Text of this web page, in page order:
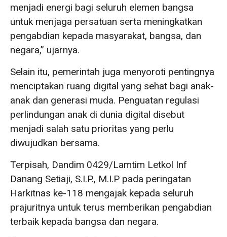
menjadi energi bagi seluruh elemen bangsa
untuk menjaga persatuan serta meningkatkan
pengabdian kepada masyarakat, bangsa, dan
negara,” ujarnya.
Selain itu, pemerintah juga menyoroti pentingnya
menciptakan ruang digital yang sehat bagi anak-
anak dan generasi muda. Penguatan regulasi
perlindungan anak di dunia digital disebut
menjadi salah satu prioritas yang perlu
diwujudkan bersama.
Terpisah, Dandim 0429/Lamtim Letkol Inf
Danang Setiaji, S.I.P., M.I.P pada peringatan
Harkitnas ke-118 mengajak kepada seluruh
prajuritnya untuk terus memberikan pengabdian
terbaik kepada bangsa dan negara.